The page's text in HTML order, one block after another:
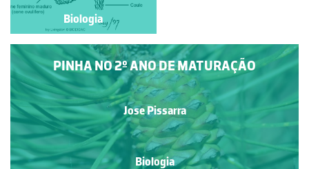
Biologia
PINHA NO 2º ANO DE MATURAÇÃO
Jose Pissarra
Biologia
Biologia